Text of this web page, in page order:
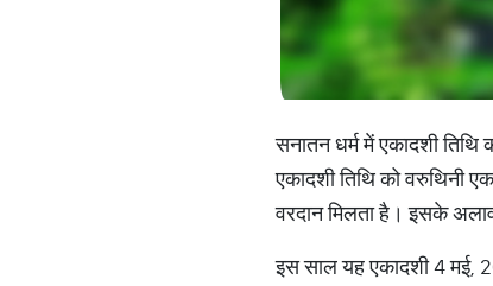
सनातन धर्म में एकादशी
एकादशी तिथि को वरुथिनी
वरदान मिलता है। इसके
इस साल यह एकादशी 4 मई,